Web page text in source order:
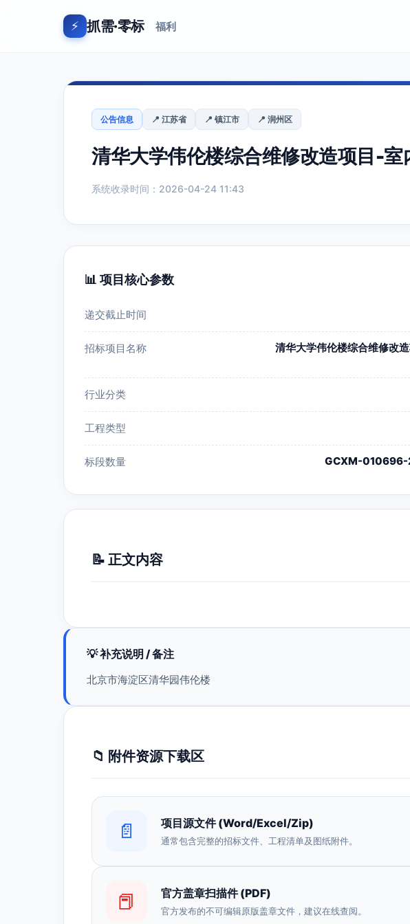
⚡ 抓需·零标 福利
公告信息 📍 江苏省 📍 镇江市 📍 润州区
清华大学伟伦楼综合维修改造项目-
系统收录时间：2026-04-24 11:43
📊 项目核心参数
递交截止时间
招标项目名称
清华大学伟伦楼综合维修改
行业分类
工程类型
标段数量 GCXM-
📝 正文内容
💡 补充说明 / 备注
北京市海淀区清华园伟伦楼
📁 附件资源下载区
📄 项目源文件 (Word/Excel/Zip)
通常包含完整的招标文件、工程清单及图纸附件。
📕 官方盖章扫描件 (PDF)
官方发布的不可编辑原版盖章文件，建议在线查阅。